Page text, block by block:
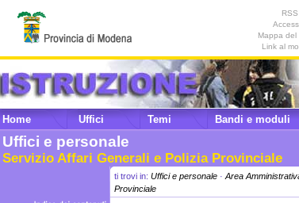
RSS
Mappa del
Link al
Home Uffici Temi Bandi e moduli
Uffici e personale
Servizio Affari Generali e Polizia Provinciale
ti trovi in: Uffici e personale · Area
Provinciale